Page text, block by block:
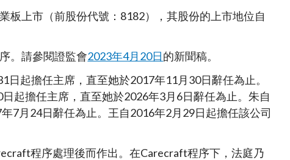
板上市（前股份代號：8182），其股份的上市地位自
。請參閱證監會2023年4月20日的新聞稿。
起擔任主席，直至她於2017年11月30日辭任為止。
起擔任主席，直至她於2026年3月6日辭任為止。朱自
7月24日辭任為止。王自2016年2月29日起擔任該公司
程序處理後而作出。在Carecraft程序下，法庭乃